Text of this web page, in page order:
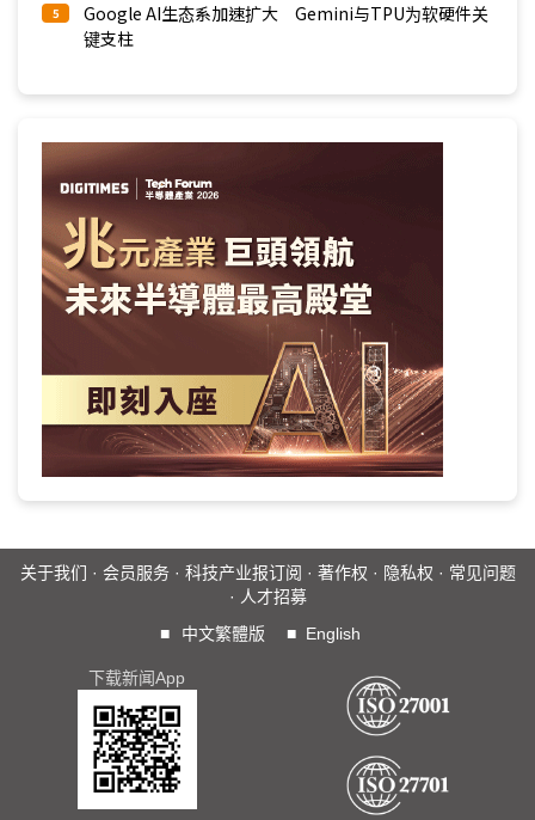
5
Google AI生态系加速扩大 Gemini与TPU为软硬件关
键支柱
关于我们 · 会员服务· 科技产业报订阅 · 著作权 · 隐私权 · 常见问题
· 人才招募
■
中文繁體版 ■ English
下载新闻App